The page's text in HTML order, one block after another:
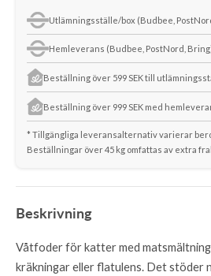
Utlämningsställe/box (Budbee,
Hemleverans (Budbee, PostNord,
Beställning över 599 SEK till
Beställning över 999 SEK med
* Tillgängliga leveransalternativ varierar
Beställningar över 45 kg omfattas av extra
Beskrivning
Våtfoder för katter med
kräkningar eller flatulens. Det stöder